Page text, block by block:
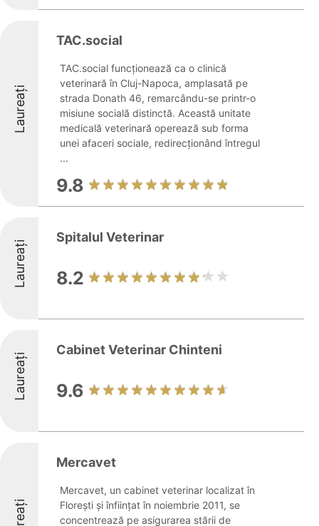
Laureați
TAC.social
TAC.social funcționează ca o clinică
veterinară în Cluj-Napoca, amplasată pe
strada Donath 46, remarcându-se printr-o
misiune socială distinctă. Această unitate
medicală veterinară operează sub forma
unei afaceri sociale, redirecționând întregul
...
9.8
Laureați
Spitalul Veterinar
8.2
Laureați
Cabinet Veterinar Chinteni
9.6
Mercavet
Mercavet, un cabinet veterinar localizat în
Florești și înființat în noiembrie 2011, se
concentrează pe asigurarea stării de